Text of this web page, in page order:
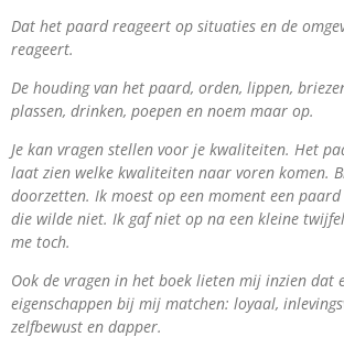
Dat het paard reageert op situaties en de
reageert.
De houding van het paard, orden, lippen,
plassen, drinken, poepen en noem maar op.
Je kan vragen stellen voor je kwaliteiten. Het
laat zien welke kwaliteiten naar voren komen.
doorzetten. Ik moest op een moment een
die wilde niet. Ik gaf niet op na een kleine
me toch.
Ook de vragen in het boek lieten mij inzien dat
eigenschappen bij mij matchen: loyaal,
zelfbewust en dapper.